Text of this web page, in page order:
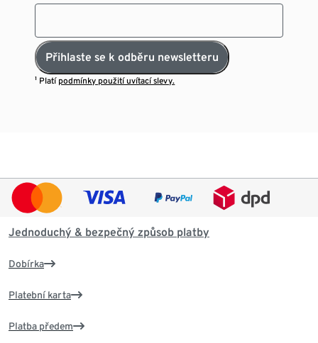
Přihlaste se k odběru newsletteru
¹ Platí podmínky použití uvítací slevy.
Jednoduchý & bezpečný způsob platby
Dobírka
Platební karta
Platba předem